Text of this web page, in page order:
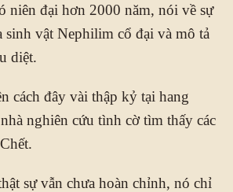
niên đại hơn 2000 năm, nói về sự
sinh vật Nephilim cổ đại và mô tả
diệt.
cách đây vài thập kỷ tại hang
nghiên cứu tình cờ tìm thấy các
sự vẫn chưa hoàn chỉnh, nó chỉ